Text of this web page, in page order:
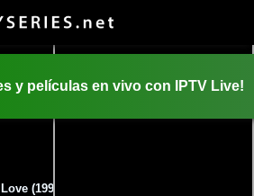
y películas en vivo con IPTV Live!
(1997)